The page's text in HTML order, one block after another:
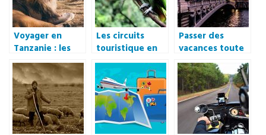
Voyager en
Tanzanie : les
meilleurs safaris
à faire
Les circuits
touristique en
Amazonie
Passer des
vacances toute
l’année : Où
sont les
meilleures
destinations en
France ?